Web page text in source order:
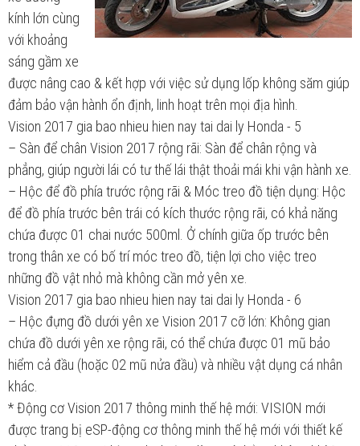
kính lớn cùng
với khoảng
sáng gầm xe
được nâng cao & kết hợp với việc sử dụng lốp không săm giúp
đảm bảo vận hành ổn định, linh hoạt trên mọi địa hình.
Vision 2017 gia bao nhieu hien nay tai dai ly Honda - 5
– Sàn để chân Vision 2017 rộng rãi: Sàn để chân rộng và
phẳng, giúp người lái có tư thế lái thật thoải mái khi vận hành xe.
– Hộc để đồ phía trước rộng rãi & Móc treo đồ tiện dụng: Hộc
để đồ phía trước bên trái có kích thước rộng rãi, có khả năng
chứa được 01 chai nước 500ml. Ở chính giữa ốp trước bên
trong thân xe có bố trí móc treo đồ, tiện lợi cho việc treo
những đồ vật nhỏ mà không cần mở yên xe.
Vision 2017 gia bao nhieu hien nay tai dai ly Honda - 6
– Hộc đựng đồ dưới yên xe Vision 2017 cỡ lớn: Không gian
chứa đồ dưới yên xe rộng rãi, có thể chứa được 01 mũ bảo
hiểm cả đầu (hoặc 02 mũ nửa đầu) và nhiều vật dụng cá nhân
khác.
* Động cơ Vision 2017 thông minh thế hệ mới: VISION mới
được trang bị eSP-động cơ thông minh thế hệ mới với thiết kế